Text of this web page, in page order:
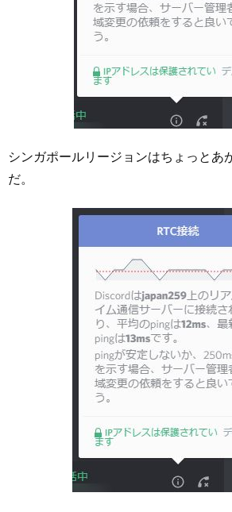
シンガポールリージョンはちょっとあ
だ。